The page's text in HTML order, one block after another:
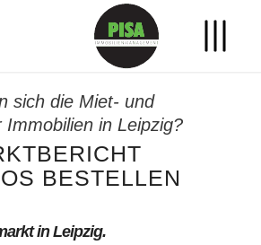
sich die Miet- und
Immobilien in Leipzig?
BESTELLEN
in Leipzig.